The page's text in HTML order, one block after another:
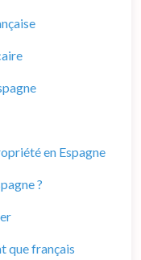
en Espagne
?
que français